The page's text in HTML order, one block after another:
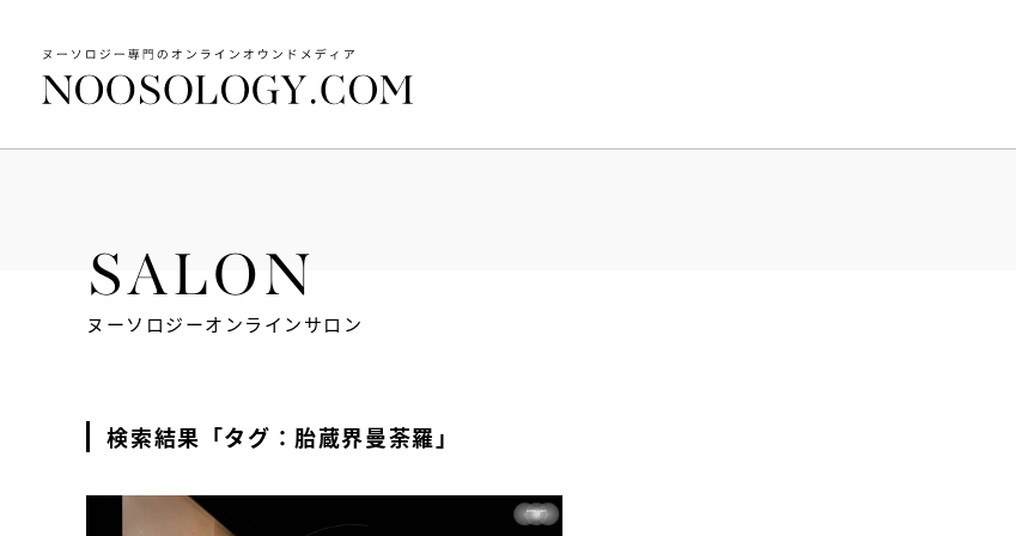
SALON
ヌーソロジーオンラインサロン
検索結果「タグ：胎蔵界曼荼羅」